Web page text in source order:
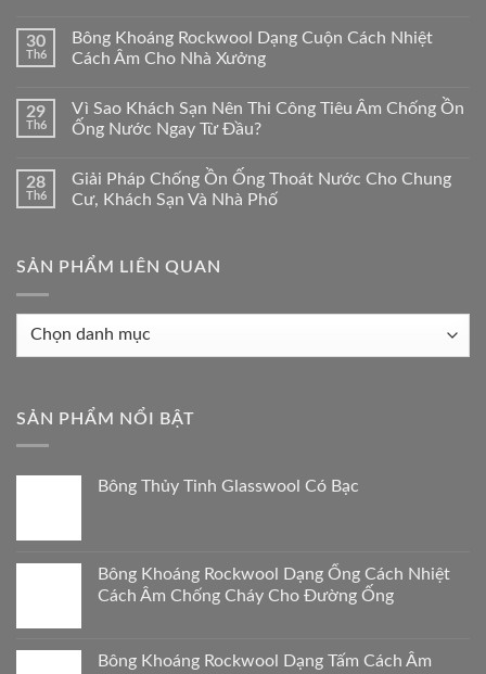
30
Th6
Bông Khoáng Rockwool Dạng Cuộn Cách Nhiệt
Cách Âm Cho Nhà Xưởng
29
Th6
Vì Sao Khách Sạn Nên Thi Công Tiêu Âm Chống Ồn
Ống Nước Ngay Từ Đầu?
28
Th6
Giải Pháp Chống Ồn Ống Thoát Nước Cho Chung
Cư, Khách Sạn Và Nhà Phố
SẢN PHẨM LIÊN QUAN
Sản
SẢN PHẨM NỔI BẬT
Bông Thủy Tinh Glasswool Có Bạc
Bông Khoáng Rockwool Dạng Ống Cách Nhiệt
Cách Âm Chống Cháy Cho Đường Ống
Bông Khoáng Rockwool Dạng Tấm Cách Âm